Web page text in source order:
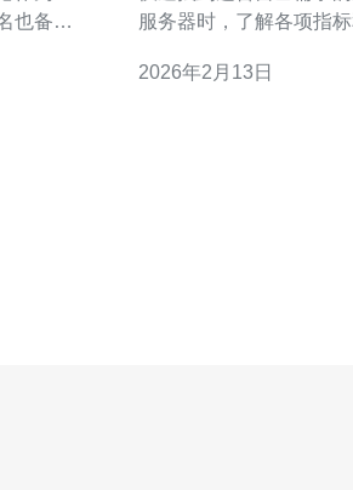
也备受
服务器时，了解各项指
能将确保您在网络业务中的顺利开展
2026年2月13日